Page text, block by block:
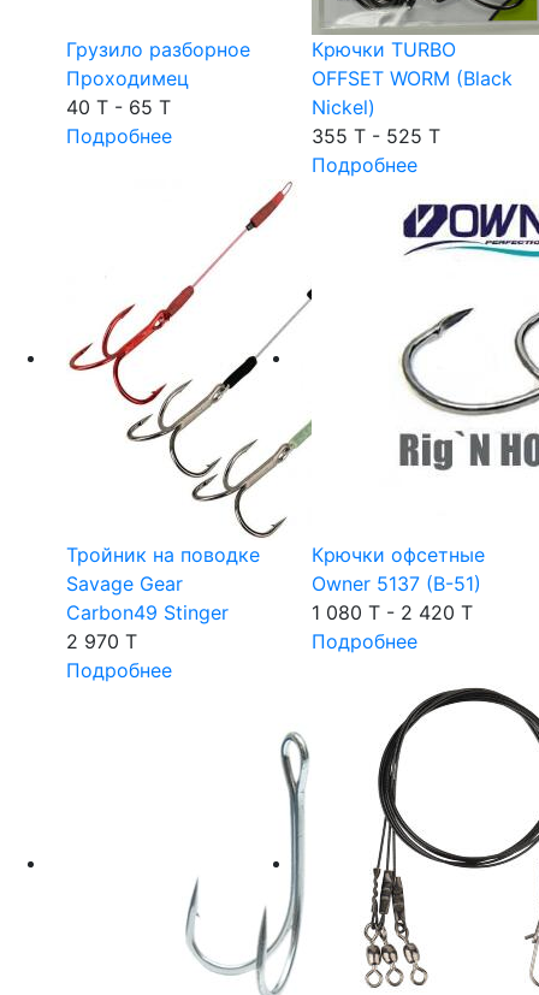
Грузило разборное
Проходимец
40 T - 65 T
Подробнее
Крючки TURBO
OFFSET WORM (Black
Nickel)
355 T - 525 T
Подробнее
Тройник на поводке
Savage Gear
Carbon49 Stinger
2 970 T
Подробнее
Крючки офсетные
Owner 5137 (B-51)
1 080 T - 2 420 T
Подробнее